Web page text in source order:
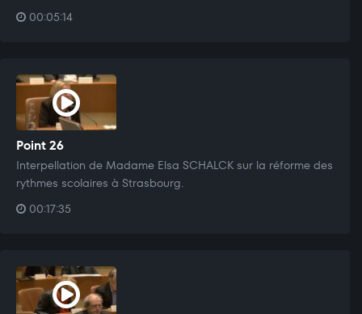
00:05:14
Point 26
Interpellation de Madame Elsa SCHALCK sur la réforme des
rythmes scolaires à Strasbourg.
00:17:35